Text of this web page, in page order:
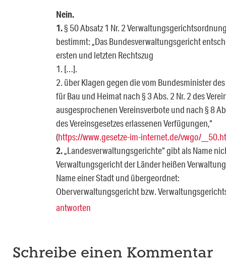
Nein.
1.§ 50 Absatz 1 Nr. 2
bestimmt: „Das Bundesverwaltungsgericht
ersten und letzten Rechtszug
1. […].
2. über Klagen gegen die vom Bundesminister
für Bau und Heimat nach § 3 Abs. 2 Nr. 2 des
ausgesprochenen Vereinsverbote und nach § 8
des Vereinsgesetzes erlassenen Verfügungen,“
(https://www.gesetze-im-internet.de/vwgo/
2.„Landesverwaltungsgerichte“ gibt als Name
Verwaltungsgericht der Länder heißen
Name einer Stadt und übergeordnet:
Oberverwaltungsgericht bzw.
antworten
Schreibe einen Kommentar